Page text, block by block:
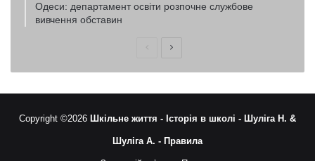
Одеси: департамент освіти розпочне службове
вивчення обставин
ПопередняНаступна
Copyright ©2026 Шкільне життя - Історія в школі - Шуліга Н. &
Шуліга А. - Правила